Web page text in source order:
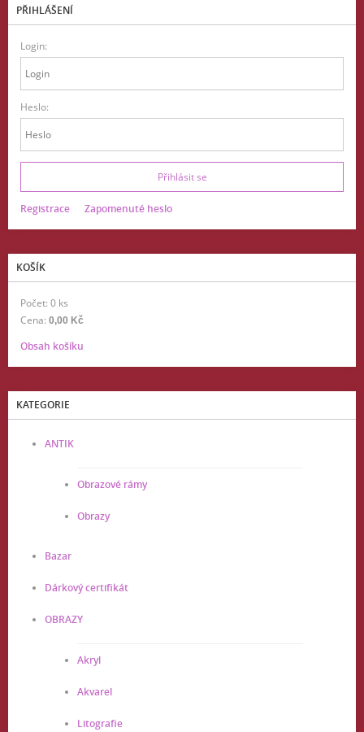
PŘIHLÁŠENÍ
Login:
Heslo:
Registrace Zapomenuté heslo
KOŠÍK
Počet: 0 ks
Cena: 0,00 Kč
Obsah košíku
KATEGORIE
ANTIK
Obrazové rámy
Obrazy
Bazar
Dárkový certifikát
OBRAZY
Akryl
Akvarel
Litografie